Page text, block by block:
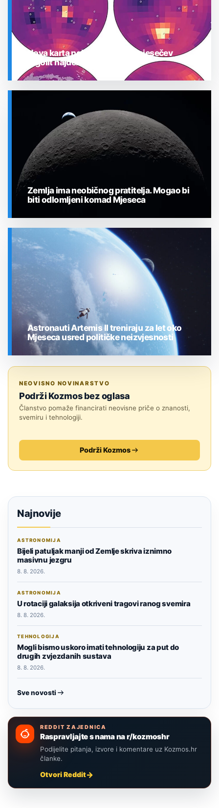
Nova karta pokazuje gdje je mjesečev
regolit najdeblji
SVEMIR
Zemlja ima neobičnog pratitelja. Mogao bi
biti odlomljeni komad Mjeseca
Astronauti Artemis II treniraju za let oko
Mjeseca usred političke neizvjesnosti
NEOVISNO NOVINARSTVO
Podrži Kozmos bez oglasa
Članstvo pomaže financirati neovisne priče o znanosti,
svemiru i tehnologiji.
Podrži Kozmos
Najnovije
ASTRONOMIJA
Bijeli patuljak manji od Zemlje skriva iznimno
masivnu jezgru
8. 8. 2026.
ASTRONOMIJA
U rotaciji galaksija otkriveni tragovi ranog svemira
8. 8. 2026.
TEHNOLOGIJA
Mogli bismo uskoro imati tehnologiju za put do
drugih zvjezdanih sustava
8. 8. 2026.
Sve novosti
REDDIT ZAJEDNICA
Raspravljajte s nama na r/kozmoshr
Podijelite pitanja, izvore i komentare uz Kozmos.hr
članke.
Otvori Reddit